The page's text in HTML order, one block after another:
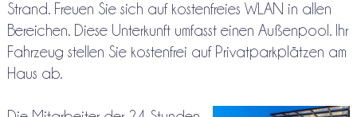
Strand. Freuen Sie sich auf kostenfreies WLAN in allen
Bereichen. Diese Unterkunft umfasst einen Außenpool. Ihr
Fahrzeug stellen Sie kostenfrei auf Privatparkplätzen am
Haus ab.